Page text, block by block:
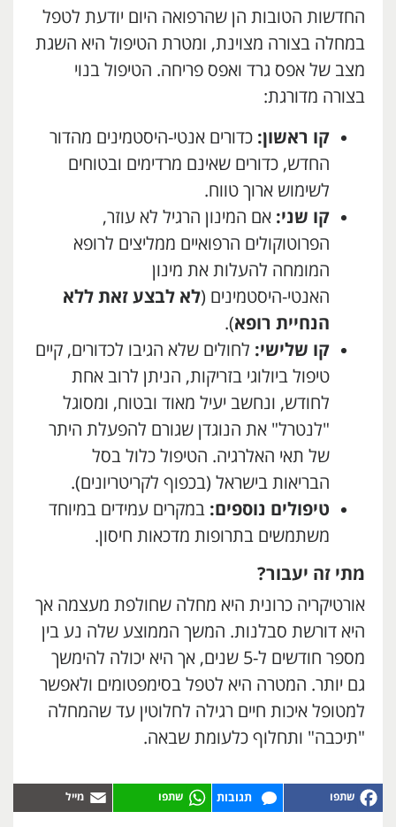
החדשות הטובות הן שהרפואה היום יודעת לטפל
במחלה בצורה מצוינת, ומטרת הטיפול היא השגת
מצב של אפס גרד ואפס פריחה. הטיפול בנוי
בצורה מדורגת:
קו ראשון: כדורים אנטי-היסטמינים מהדור
החדש, כדורים שאינם מרדימים ובטוחים
לשימוש ארוך טווח.
קו שני: אם המינון הרגיל לא עוזר,
הפרוטוקולים הרפואיים ממליצים לרופא
המומחה להעלות את מינון
האנטי-היסטמינים (לא לבצע זאת ללא
הנחיית רופא).
קו שלישי: לחולים שלא הגיבו לכדורים, קיים
טיפול ביולוגי בזריקות, הניתן לרוב אחת
לחודש, ונחשב יעיל מאוד ובטוח, ומסוגל
"לנטרל" את הנוגדן שגורם להפעלת היתר
של תאי האלרגיה. הטיפול כלול בסל
הבריאות בישראל (בכפוף לקריטריונים).
טיפולים נוספים: במקרים עמידים במיוחד
משתמשים בתרופות מדכאות חיסון.
מתי זה יעבור?
אורטיקריה כרונית היא מחלה שחולפת מעצמה אך
היא דורשת סבלנות. המשך הממוצע שלה נע בין
מספר חודשים ל-5 שנים, אך היא יכולה להימשך
גם יותר. המטרה היא לטפל בסימפטומים ולאפשר
למטופל איכות חיים רגילה לחלוטין עד שהמחלה
"תיכבה" ותחלוף כלעומת שבאה.
תגובות